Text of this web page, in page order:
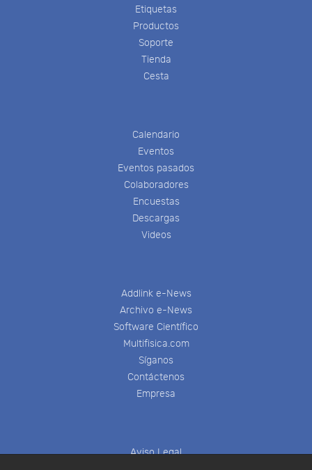
Etiquetas
Productos
Soporte
Tienda
Cesta
Calendario
Eventos
Eventos pasados
Colaboradores
Encuestas
Descargas
Videos
Addlink e-News
Archivo e-News
Software Científico
Multifisica.com
Síganos
Contáctenos
Empresa
Aviso Legal